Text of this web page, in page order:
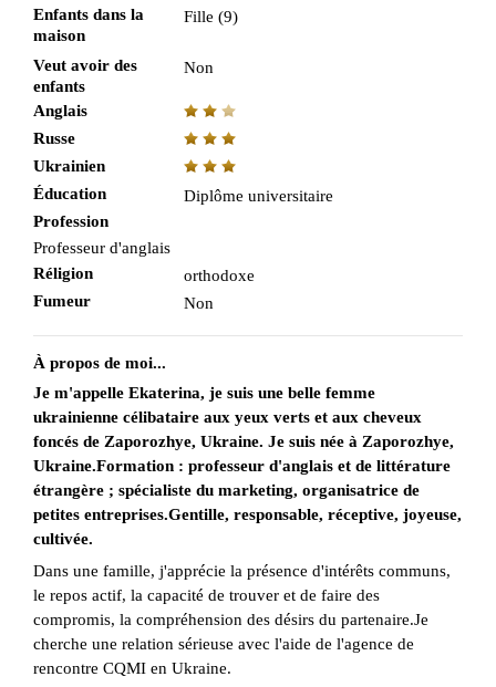
Enfants dans la
maison
Fille (9)
Veut avoir des
enfants
Non
Anglais
Russe
Ukrainien
Éducation
Diplôme universitaire
Profession
Professeur d'anglais
Réligion
orthodoxe
Fumeur
Non
À propos de moi...
Je m'appelle Ekaterina, je suis une belle femme
ukrainienne célibataire aux yeux verts et aux cheveux
foncés de Zaporozhye, Ukraine. Je suis née à Zaporozhye,
Ukraine.Formation : professeur d'anglais et de littérature
étrangère ; spécialiste du marketing, organisatrice de
petites entreprises.Gentille, responsable, réceptive, joyeuse,
cultivée.
Dans une famille, j'apprécie la présence d'intérêts communs,
le repos actif, la capacité de trouver et de faire des
compromis, la compréhension des désirs du partenaire.Je
cherche une relation sérieuse avec l'aide de l'agence de
rencontre CQMI en Ukraine.